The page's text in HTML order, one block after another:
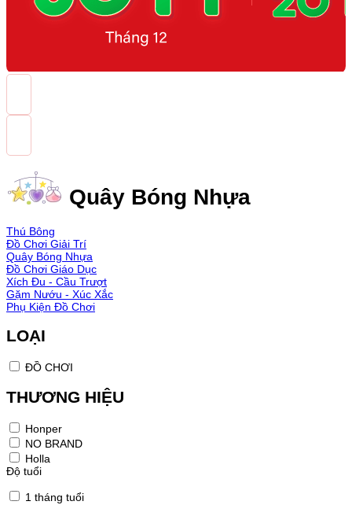
Quây Bóng Nhựa
Thú Bông
Đồ Chơi Giải Trí
Quây Bóng Nhựa
Đồ Chơi Giáo Dục
Xích Đu - Cầu Trượt
Gặm Nướu - Xúc Xắc
Phụ Kiện Đồ Chơi
LOẠI
ĐỒ CHƠI
THƯƠNG HIỆU
Honper
NO BRAND
Holla
Độ tuổi
1 tháng tuổi